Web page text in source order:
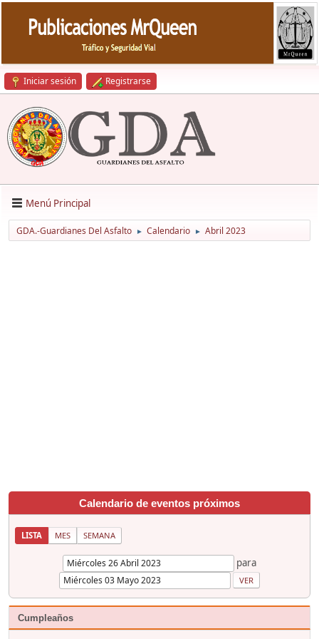
Iniciar sesión Registrarse
Menú Principal
GDA.-Guardianes Del Asfalto ► Calendario ► Abril 2023
Calendario de eventos próximos
LISTA MES SEMANA
para
Cumpleaños